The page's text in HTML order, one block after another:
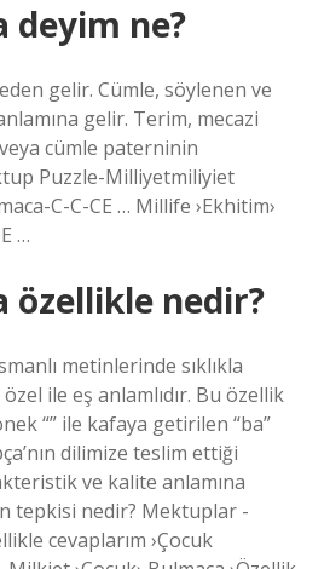
deyim ne?
gelir. Cümle, söylenen ve
gelir. Terim, mecazi
cümle paterninin
Puzzle-Milliyetmiliyiet
C-C-CE … Millife ›Ekhitim›
…
özellikle nedir?
metinlerinde sıklıkla
ile eş anlamlıdır. Bu özellik
“” ile kafaya getirilen “ba”
dilimize teslim ettiği
ve kalite anlamına
tepkisi nedir? Mektuplar -
cevaplarım ›Çocuk